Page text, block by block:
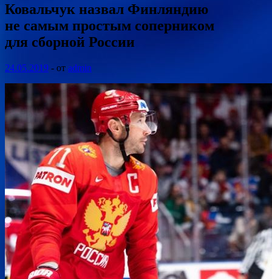
Ковальчук назвал Финляндию
не самым простым соперником
для сборной России
24.05.2019 - от admin